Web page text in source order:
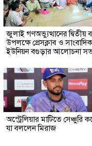
জুলাই গণঅভ্যুত্থানের দ্বিতীয়
উপলক্ষে প্রেসক্লাব ও সাংবাদিক
ইউনিয়ন বগুড়ার আলোচনা
অস্ট্রেলিয়ার মাটিতে সেঞ্চুরি
যা বললেন মিরাজ